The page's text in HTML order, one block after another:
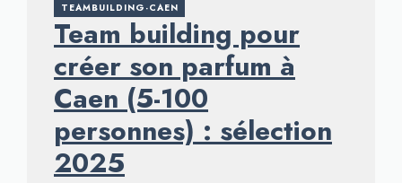
TEAMBUILDING-CAEN
Team building pour
créer son parfum à
Caen (5-100
personnes) : sélection
2025